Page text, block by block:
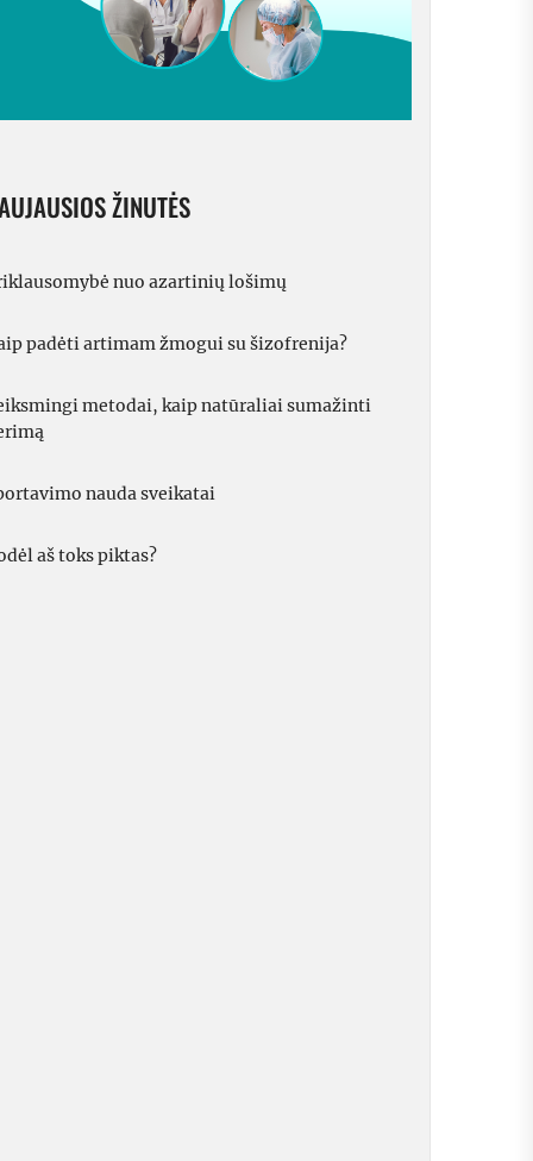
ŽINUTĖS
nuo azartinių lošimų
padėti artimam žmogui su šizofrenija?
metodai, kaip natūraliai sumažinti
nauda sveikatai
aš toks piktas?